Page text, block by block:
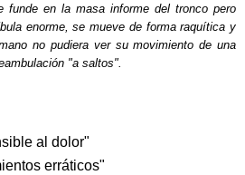
funde en la masa informe del tronco pero
enorme, se mueve de forma raquítica y
no pudiera ver su movimiento de una
"a saltos".
al dolor"
erráticos"